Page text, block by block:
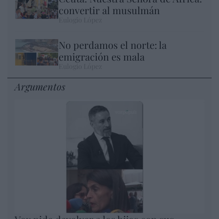
convertir al musulmán
No perdamos el norte: la
emigración es mala
Argumentos